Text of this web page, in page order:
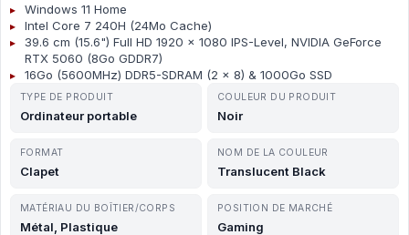
Windows 11 Home
Intel Core 7 240H (24Mo Cache)
39.6 cm (15.6") Full HD 1920 x 1080 IPS-Level, NVIDIA GeForce
RTX 5060 (8Go GDDR7)
16Go (5600MHz) DDR5-SDRAM (2 x 8) & 1000Go SSD
TYPE DE PRODUIT
Ordinateur portable
COULEUR DU PRODUIT
Noir
FORMAT
Clapet
NOM DE LA COULEUR
Translucent Black
MATÉRIAU DU BOÎTIER/CORPS
Métal, Plastique
POSITION DE MARCHÉ
Gaming